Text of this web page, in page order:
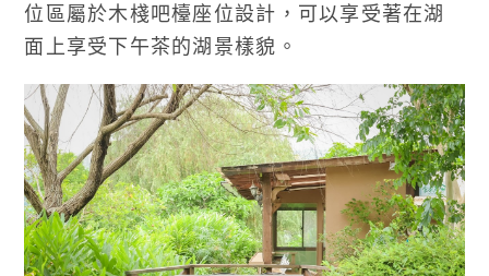
位區屬於木棧吧檯座位設計，可以享受著在湖
面上享受下午茶的湖景樣貌。